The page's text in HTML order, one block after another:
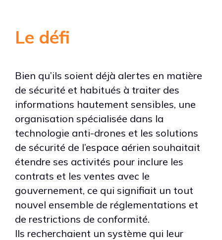
Le défi
Bien qu’ils soient déjà alertes en matière
de sécurité et habitués à traiter des
informations hautement sensibles, une
organisation spécialisée dans la
technologie anti-drones et les solutions
de sécurité de l’espace aérien souhaitait
étendre ses activités pour inclure les
contrats et les ventes avec le
gouvernement, ce qui signifiait un tout
nouvel ensemble de réglementations et
de restrictions de conformité.
Ils recherchaient un système qui leur